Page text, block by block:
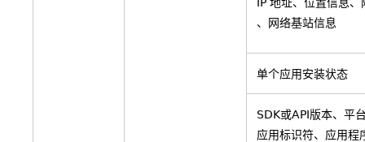
、网络基站信息
单个应用安装状态
SDK或API版本、平
应用标识符、应用程